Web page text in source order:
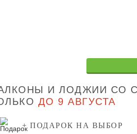
И ЛОДЖИИ СО
ДО 9 АВГУСТА
+ ПОДАРОК НА ВЫБОР